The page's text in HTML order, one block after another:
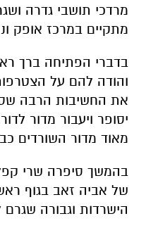
מרדכי תושבי גדרה
מתקיים במרכז אופק
בדברי הפתיחה ברך
והודה להם על
את החשיבות הרבה
יסופר ויעבור מדור
מאוד מדור השורדים
בהמשך סיפרה שרי
של אביה זאב בגוף
הישרדות וגבורה